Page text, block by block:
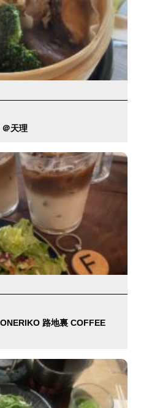
天理
路地裏 COFFEE